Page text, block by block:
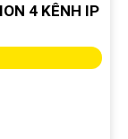
4 KÊNH IP